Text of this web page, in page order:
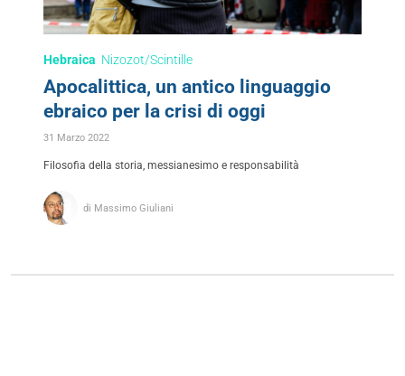
Hebraica Nizozot/Scintille
Apocalittica, un antico linguaggio
ebraico per la crisi di oggi
31 Marzo 2022
Filosofia della storia, messianesimo e responsabilità
di Massimo Giuliani